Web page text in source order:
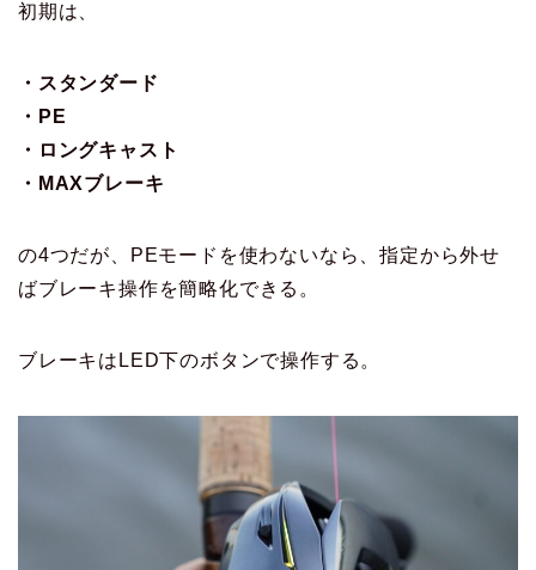
初期は、
・スタンダード
・PE
・ロングキャスト
・MAXブレーキ
の4つだが、PEモードを使わないなら、指定から外せ
ばブレーキ操作を簡略化できる。
ブレーキはLED下のボタンで操作する。